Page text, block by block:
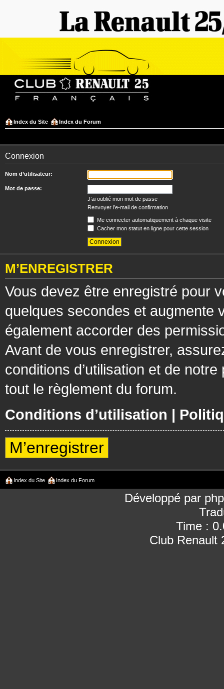
Index du Site Index du Forum
Connexion
Nom d’utilisateur:
Mot de passe:
J’ai oublié mon mot de passe
Renvoyer l’e-mail de confirmation
Me connecter automatiquement à chaque visite
Cacher mon statut en ligne pour cette session
M’ENREGISTRER
Vous devez être enregistré pour
quelques secondes et augmente
également accorder des
Avant de vous enregistrer,
conditions d’utilisation et de
tout le règlement du forum.
Conditions d’utilisation |
M’enregistrer
Index du Site Index du Forum
Développé par
Time :
Club Renault